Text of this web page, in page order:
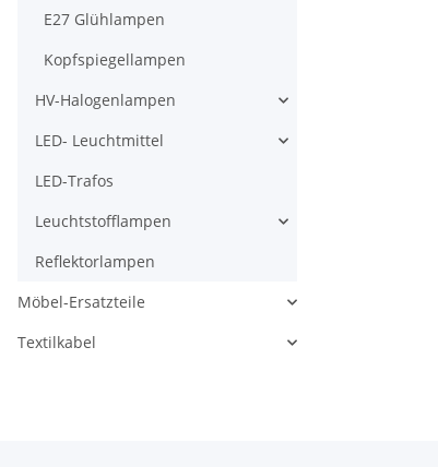
E27 Glühlampen
Kopfspiegellampen
HV-Halogenlampen
LED- Leuchtmittel
LED-Trafos
Leuchtstofflampen
Reflektorlampen
Möbel-Ersatzteile
Textilkabel